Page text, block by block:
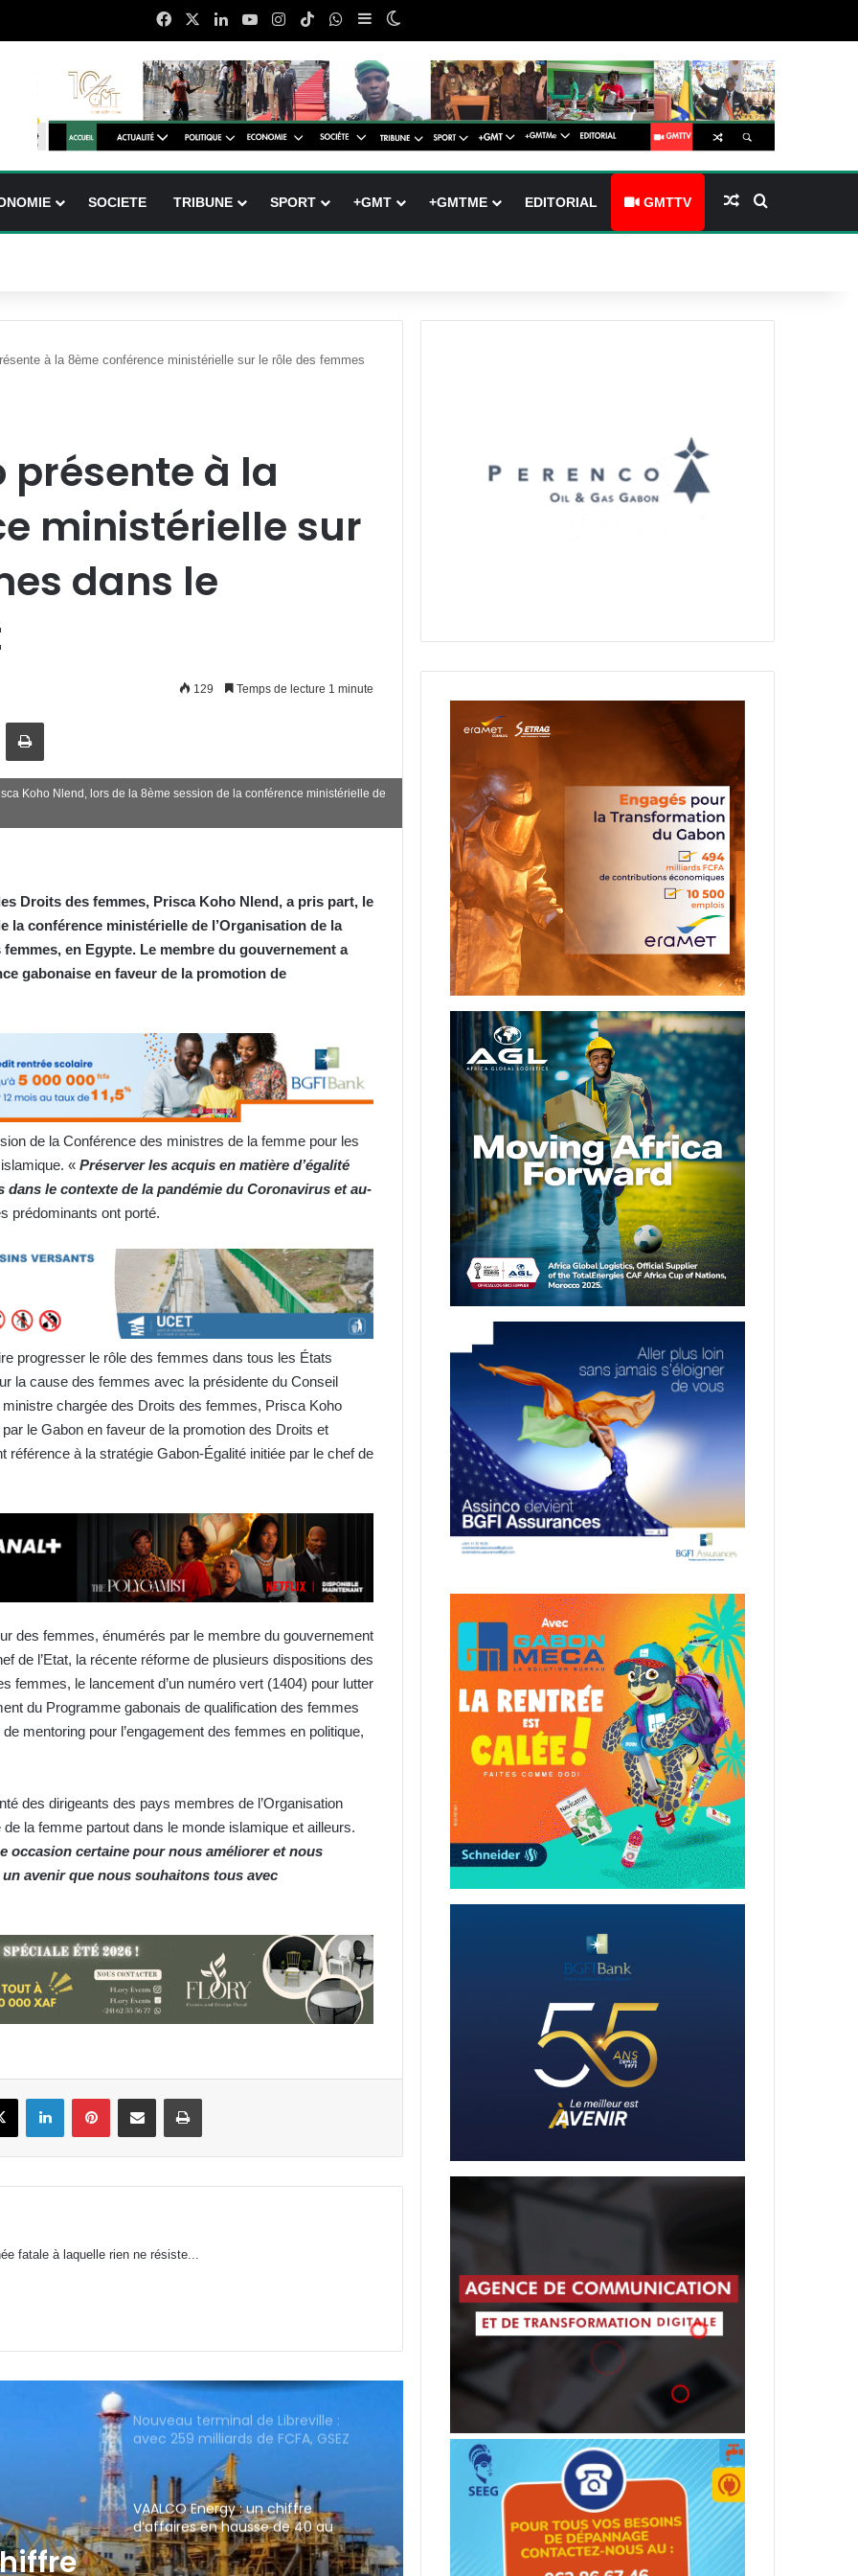
FacebookLinkedinYouTubeInstagram
TikTokWhatsApp
Sidebar (barre latérale)
Switch skin
SOCIETE TRIBUNE SPORT +GMT +GMTME EDITORIAL GMTTV Article Aléatoire
à la 8ème conférence ministérielle sur le rôle des femmes
présente à la
ministérielle sur
dans le
129 Temps de lecture 1 minute
par email Imprimer
Koho Nlend, lors de la 8ème session de la conférence ministérielle de
Droits des femmes, Prisca Koho Nlend, a pris part, le
la conférence ministérielle de l’Organisation de la
en Egypte. Le membre du gouvernement a
gabonaise en faveur de la promotion de
de la Conférence des ministres de la femme pour les
« Préserver les acquis en matière d’égalité
dans le contexte de la pandémie du Coronavirus et au-
prédominants ont porté.
progresser le rôle des femmes dans tous les États
la cause des femmes avec la présidente du Conseil
chargée des Droits des femmes, Prisca Koho
le Gabon en faveur de la promotion des Droits et
référence à la stratégie Gabon-Égalité initiée par le chef de
des femmes, énumérés par le membre du gouvernement
de l’Etat, la récente réforme de plusieurs dispositions des
femmes, le lancement d’un numéro vert (1404) pour lutter
du Programme gabonais de qualification des femmes
mentoring pour l’engagement des femmes en politique,
des dirigeants des pays membres de l’Organisation
la femme partout dans le monde islamique et ailleurs.
occasion certaine pour nous améliorer et nous
avenir que nous souhaitons tous avec
X LinkedinPinterestPartager par email Imprimer
fatale à laquelle rien ne résiste...
jusqu’au 31 août
Libreville : plus d’une tonne de
cannabis saisie
professionnelles
Affaire Bilie-By-Nze : EPG demande
Cybersécurité : la SEEG révèle avoir
perdu près de 95 % de ses
avec 259 milliards de FCFA, GSEZ
chère de la sous-région ?
VAALCO Energy : un chiffre
d’affaires en hausse de 40 au
2ème trimestre 2026
Gabon : le gouvernement mobilisé
pour la concrétisation du
mégaprojet de Fer de Baniaka